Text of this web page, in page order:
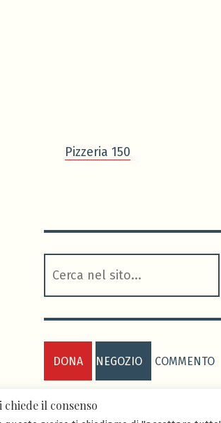
Pizzeria 150
DONA NEGOZIO COMMENTO
ASD BRUNETTA CALCIO
il consenso